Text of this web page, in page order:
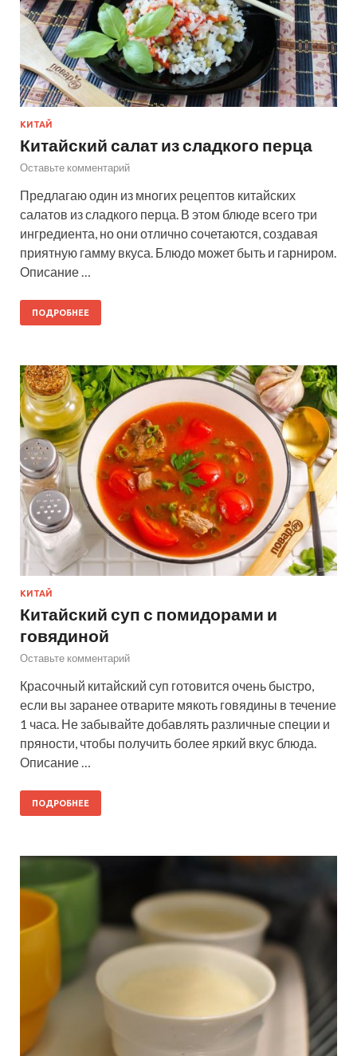
КИТАЙ
Китайский салат из сладкого перца
Оставьте комментарий
Предлагаю один из многих рецептов китайских
салатов из сладкого перца. В этом блюде всего три
ингредиента, но они отлично сочетаются, создавая
приятную гамму вкуса. Блюдо может быть и гарниром.
Описание …
ПОДРОБНЕЕ
КИТАЙ
Китайский суп с помидорами и
говядиной
Оставьте комментарий
Красочный китайский суп готовится очень быстро,
если вы заранее отварите мякоть говядины в течение
1 часа. Не забывайте добавлять различные специи и
пряности, чтобы получить более яркий вкус блюда.
Описание …
ПОДРОБНЕЕ